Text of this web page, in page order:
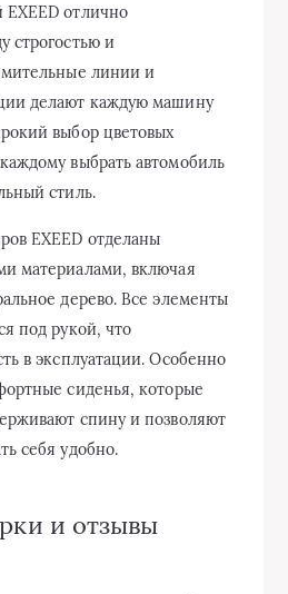
отлично
строгостью и
линии и
делают каждую машину
выбор цветовых
выбрать автомобиль
стиль.
EXEED отделаны
материалами, включая
дерево. Все элементы
под рукой, что
в эксплуатации. Особенно
сиденья, которые
спину и позволяют
себя удобно.
и отзывы